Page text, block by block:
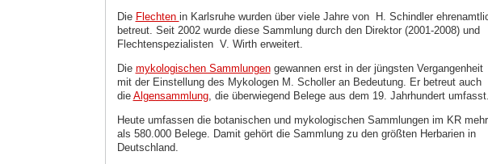
Die Flechten in Karlsruhe wurden über viele Jahre von
H. Schindler
betreut. Seit 2002 wurde diese Sammlung durch den Direktor (2001-2008) und
Flechtenspezialisten V. Wirth erweitert.
Die mykologischen Sammlungengewannen erst in der jüngsten Vergangenheit
mit der Einstellung des Mykologen M. Scholler an Bedeutung. Er betreut auch
die Algensammlung, die überwiegend Belege aus dem 19. Jahrhundert
Heute umfassen die botanischen und mykologischen Sammlungen im KR mehr
als 580.000 Belege. Damit gehört die Sammlung zu den größten Herbarien in
Deutschland.